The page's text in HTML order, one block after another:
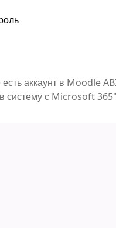
аккаунт в Moodle
систему с Microsoft